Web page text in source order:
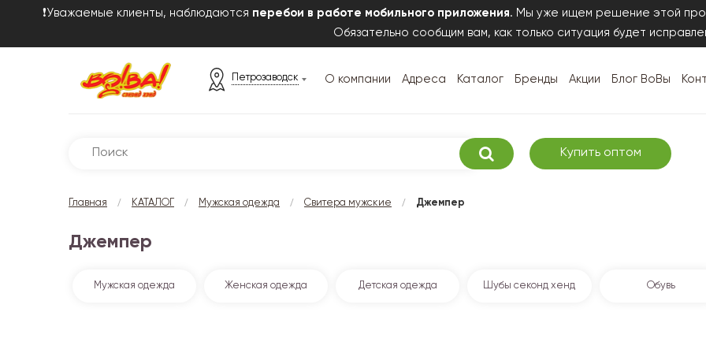
❗Уважаемые клиенты, наблюдаются перебои в работе мобильного приложения. Мы уже ищем решение этой
Обязательно сообщим вам, как только ситуация будет
Петрозаводск О компании Адреса Каталог Бренды Акции Блог ВоВы
Купить оптом
Главная / КАТАЛОГ / Мужская одежда / Свитера мужские / Джемпер
Джемпер
Мужская одежда Женская одежда Детская одежда Шубы секонд хенд Обувь